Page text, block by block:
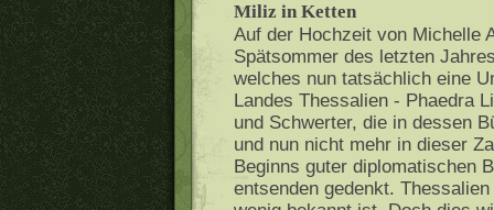
Miliz in Ketten
Auf der Hochzeit von Michelle
Spätsommer des letzten
welches nun tatsächlich eine
Landes Thessalien - Phaedra
und Schwerter, die in dessen
und nun nicht mehr in dieser
Beginns guter diplomatischen
entsenden gedenkt.